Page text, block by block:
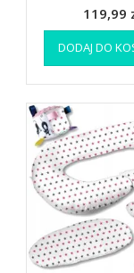
119,99
DODAJ DO